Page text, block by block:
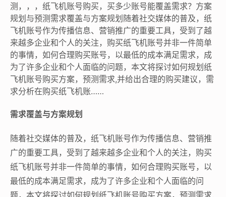
测，，，纸飞机账号购买，买多少账号能覆盖需求？方案
规划与预测需求覆盖与方案规划随着社交媒体的普及，纸
飞机账号作为传播信息、营销推广的重要工具，受到了越
来越多企业和个人的关注，购买纸飞机账号并非一件简单
的事情，如何合理购买账号，以最低的成本满足需求，成
为了许多企业和个人面临的问题，本文将探讨如何规划纸
飞机账号购买方案，预测需求,并给出合理的购买建议，需
求分析在购买纸飞机账……
需求覆盖与方案规划
随着社交媒体的普及，纸飞机账号作为传播信息、营销推
广的重要工具，受到了越来越多企业和个人的关注，购买
纸飞机账号并非一件简单的事情，如何合理购买账号，以
最低的成本满足需求，成为了许多企业和个人面临的问
题，本文将探讨如何规划纸飞机账号购买方案，预测需求,